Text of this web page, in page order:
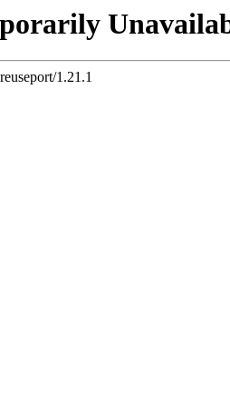
1.21.1